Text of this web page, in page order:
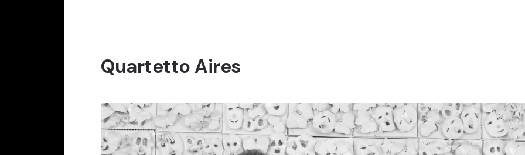
Quartetto Aires